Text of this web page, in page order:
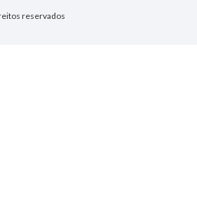
reservados